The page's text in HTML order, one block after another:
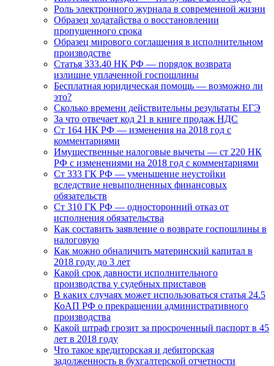
Роль электронного журнала в современной жизни
Образец ходатайства о восстановлении
пропущенного срока
Образец мирового соглашения в исполнительном
производстве
Статья 333.40 НК РФ — порядок возврата
излишне уплаченной госпошлины
Бесплатная юридическая помощь — возможно ли
это?
Сколько времени действительны результаты ЕГЭ
За что отвечает код 21 в книге продаж НДС
Ст 164 НК РФ — изменения на 2018 год с
комментариями
Имущественные налоговые вычеты — ст 220 НК
РФ с изменениями на 2018 год с комментариями
Ст 333 ГК РФ — уменьшение неустойки
вследствие невыполненных финансовых
обязательств
Ст 310 ГК РФ — односторонний отказ от
исполнения обязательства
Как составить заявление о возврате госпошлины в
налоговую
Как можно обналичить материнский капитал в
2018 году до 3 лет
Какой срок давности исполнительного
производства у судебных приставов
В каких случаях может использоваться статья 24.5
КоАП РФ о прекращении административного
производства
Какой штраф грозит за просроченный паспорт в 45
лет в 2018 году
Что такое кредиторская и дебиторская
задолженность в бухгалтерской отчетности